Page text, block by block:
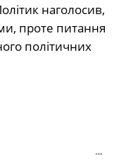
наголосив,
проте питання
політичних